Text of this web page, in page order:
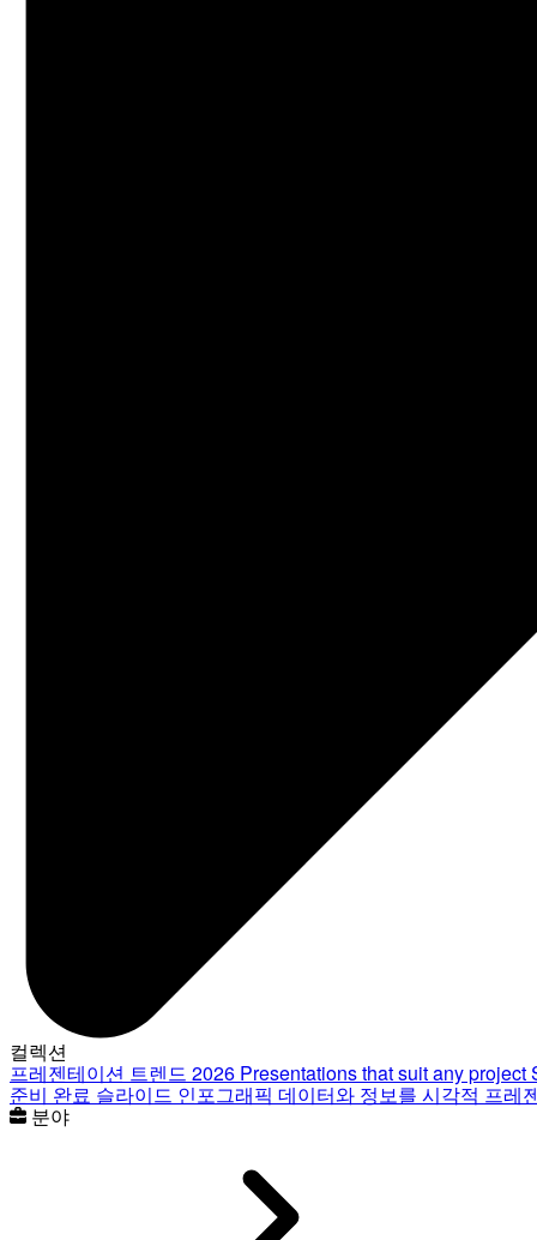
컬렉션
프레젠테이션 트렌드 2026 Presentations that suit any project
준비 완료 슬라이드 인포그래픽 데이터와 정보를 시각적 프레
분야